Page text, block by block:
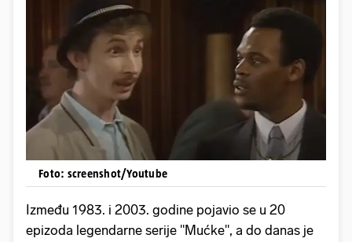
Foto: screenshot/Youtube
Između 1983. i 2003. godine pojavio se u 20
epizoda legendarne serije "Mućke", a do danas je